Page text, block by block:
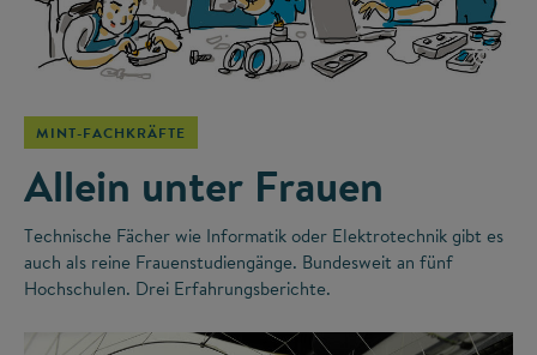
©
MINT-FACHKRÄFTE
Allein unter Frauen
Technische Fächer wie Informatik oder Elektrotechnik gibt es
auch als reine Frauenstudiengänge. Bundesweit an fünf
Hochschulen. Drei Erfahrungsberichte.